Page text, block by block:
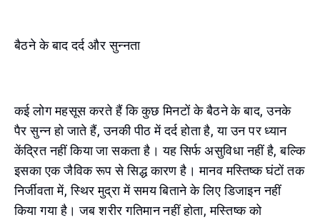
बैठने के बाद दर्द और सुन्नता
कई लोग महसूस करते हैं कि कुछ मिनटों के बैठने के बाद, उनके
पैर सुन्न हो जाते हैं, उनकी पीठ में दर्द होता है, या उन पर ध्यान
केंद्रित नहीं किया जा सकता है। यह सिर्फ असुविधा नहीं है, बल्कि
इसका एक जैविक रूप से सिद्ध कारण है। मानव मस्तिष्क घंटों तक
निर्जीवता में, स्थिर मुद्रा में समय बिताने के लिए डिजाइन नहीं
किया गया है। जब शरीर गतिमान नहीं होता, मस्तिष्क को